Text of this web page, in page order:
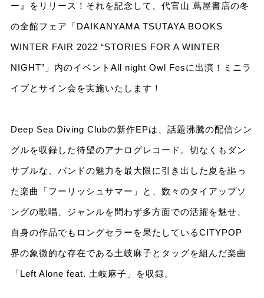
ー』をリリース！それを記念して、代官山 蔦屋書店の冬
の全館フェア「DAIKANYAMA TSUTAYA BOOKS
WINTER FAIR 2022 “STORIES FOR A WINTER
NIGHT”」内のイベントAll night Owl Fesに出演！ミニラ
イブとサイン会を実施いたします！
Deep Sea Diving Clubの新作EPは、話題沸騰の配信シン
グルを収録した待望のアナログレコード。切なくもダン
サブルな、バンドの魅力を最大限に引き出した夏を謳っ
た楽曲「フーリッシュサマー」と、数々のタイアップソ
ングの歌唱、ジャンルを問わず多方面での活躍を魅せ、
自身の作品でもロングセラーを果たしているCITYPOP
界の象徴的な存在である土岐麻子とタッグを組んだ楽曲
「Left Alone feat. 土岐麻子」を収録。